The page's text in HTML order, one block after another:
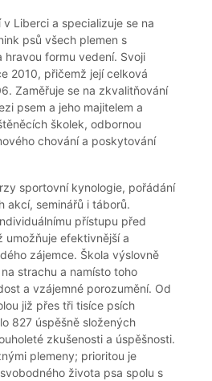
v Liberci a specializuje se na
psů všech plemen s
hravou formu vedení. Svoji
2010, přičemž její celková
Zaměřuje se na zkvalitňování
psem a jeho majitelem a
školek, odbornou
chování a poskytování
sportovní kynologie, pořádání
akcí, seminářů i táborů.
přístupu před
umožňuje efektivnější a
zájemce. Škola výslovně
strachu a namísto toho
a vzájemné porozumění. Od
již přes tři tisíce psích
827 úspěšně složených
zkušenosti a úspěšnosti.
plemeny; prioritou je
života psa spolu s